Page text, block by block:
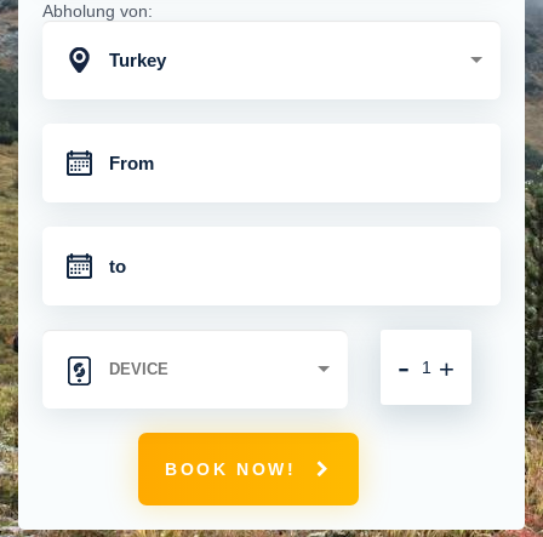
Abholung von:
Turkey
+
-
BOOK NOW!